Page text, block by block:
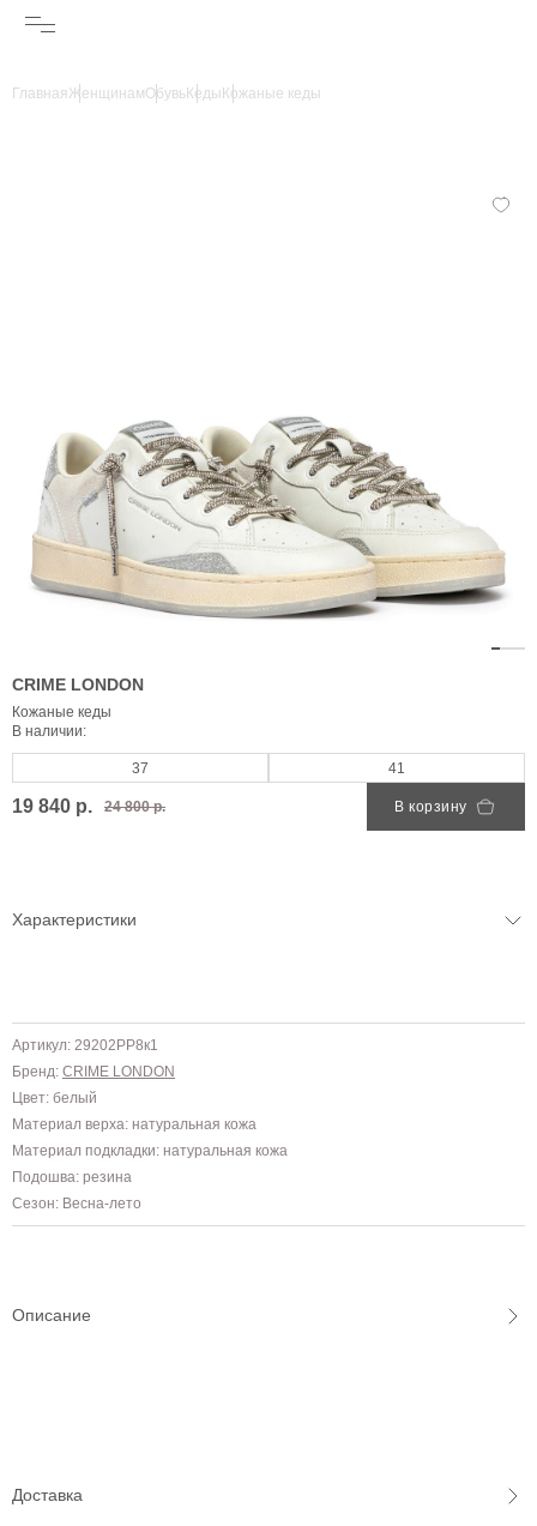
ГлавнаяЖенщинамОбувьКеды Кожаные кеды
CRIME LONDON
Кожаные кеды
В наличии:
37 41
19 840 р. 24 800 р. В корзину
Характеристики
Артикул: 29202PP8к1
Бренд: CRIME LONDON
Цвет: белый
Материал верха: натуральная кожа
Материал подкладки: натуральная кожа
Подошва: резина
Сезон: Весна-лето
Описание
Доставка